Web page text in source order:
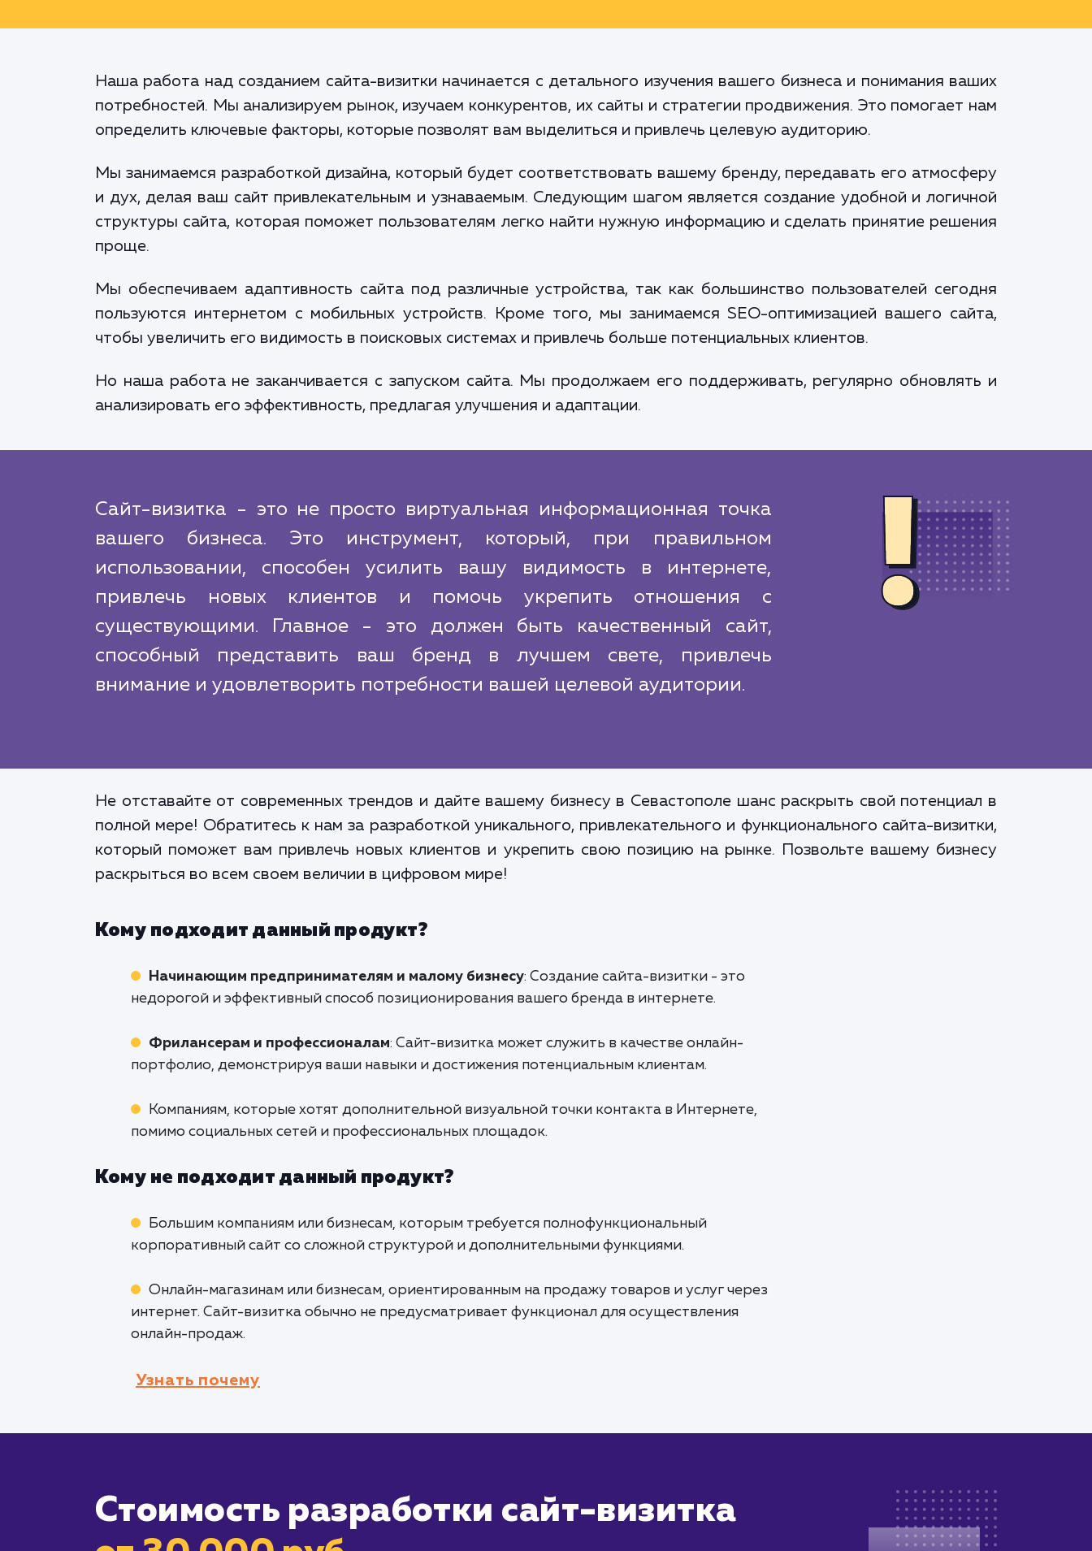
Наша работа над созданием сайта-визитки начинается с детального изучения вашего бизнеса и понимания ваших
потребностей. Мы анализируем рынок, изучаем конкурентов, их сайты и стратегии продвижения. Это помогает нам
определить ключевые факторы, которые позволят вам выделиться и привлечь целевую аудиторию.
Мы занимаемся разработкой дизайна, который будет соответствовать вашему бренду, передавать его атмосферу
и дух, делая ваш сайт привлекательным и узнаваемым. Следующим шагом является создание удобной и логичной
структуры сайта, которая поможет пользователям легко найти нужную информацию и сделать принятие решения
проще.
Мы обеспечиваем адаптивность сайта под различные устройства, так как большинство пользователей сегодня
пользуются интернетом с мобильных устройств. Кроме того, мы занимаемся SEO-оптимизацией вашего сайта,
чтобы увеличить его видимость в поисковых системах и привлечь больше потенциальных клиентов.
Но наша работа не заканчивается с запуском сайта. Мы продолжаем его поддерживать, регулярно обновлять и
анализировать его эффективность, предлагая улучшения и адаптации.
Сайт-визитка - это не просто виртуальная информационная точка
вашего бизнеса. Это инструмент, который, при правильном
использовании, способен усилить вашу видимость в интернете,
привлечь новых клиентов и помочь укрепить отношения с
существующими. Главное - это должен быть качественный сайт,
способный представить ваш бренд в лучшем свете, привлечь
внимание и удовлетворить потребности вашей целевой аудитории.
Не отставайте от современных трендов и дайте вашему бизнесу в Севастополе шанс раскрыть свой потенциал в
полной мере! Обратитесь к нам за разработкой уникального, привлекательного и функционального сайта-визитки,
который поможет вам привлечь новых клиентов и укрепить свою позицию на рынке. Позвольте вашему бизнесу
раскрыться во всем своем величии в цифровом мире!
Кому подходит данный продукт?
Начинающим предпринимателям и малому бизнесу: Создание сайта-визитки - это
недорогой и эффективный способ позиционирования вашего бренда в интернете.
Фрилансерам и профессионалам: Сайт-визитка может служить в качестве онлайн-
портфолио, демонстрируя ваши навыки и достижения потенциальным клиентам.
Компаниям, которые хотят дополнительной визуальной точки контакта в Интернете,
помимо социальных сетей и профессиональных площадок.
Кому не подходит данный продукт?
Большим компаниям или бизнесам, которым требуется полнофункциональный
корпоративный сайт со сложной структурой и дополнительными функциями.
Онлайн-магазинам или бизнесам, ориентированным на продажу товаров и услуг через
интернет. Сайт-визитка обычно не предусматривает функционал для осуществления
онлайн-продаж.
Узнать почему
Стоимость разработки сайт-визитка